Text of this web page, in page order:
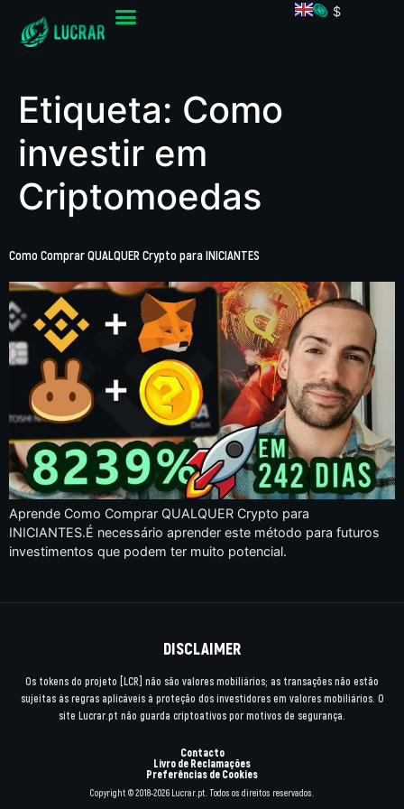
$
Etiqueta: Como
investir em
Criptomoedas
Como Comprar QUALQUER Crypto para INICIANTES
Aprende Como Comprar QUALQUER Crypto para
INICIANTES.É necessário aprender este método para futuros
investimentos que podem ter muito potencial.
DISCLAIMER
Os tokens do projeto [LCR] não são valores mobiliários; as transações não estão
sujeitas às regras aplicáveis à proteção dos investidores em valores mobiliários. O
site Lucrar.pt não guarda criptoativos por motivos de segurança.
Contacto
Livro de Reclamações
Preferências de Cookies
Copyright © 2018-2026 Lucrar.pt. Todos os direitos reservados.